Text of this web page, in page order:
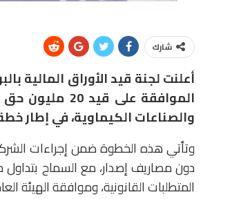
شارك
الموافقة
والصناعات الكيماوية، في إطار خطة زيادة رأس المال
دون مصاريف إصدار، مع السماح
المتطلبات القانونية، وموافقة الهيئة